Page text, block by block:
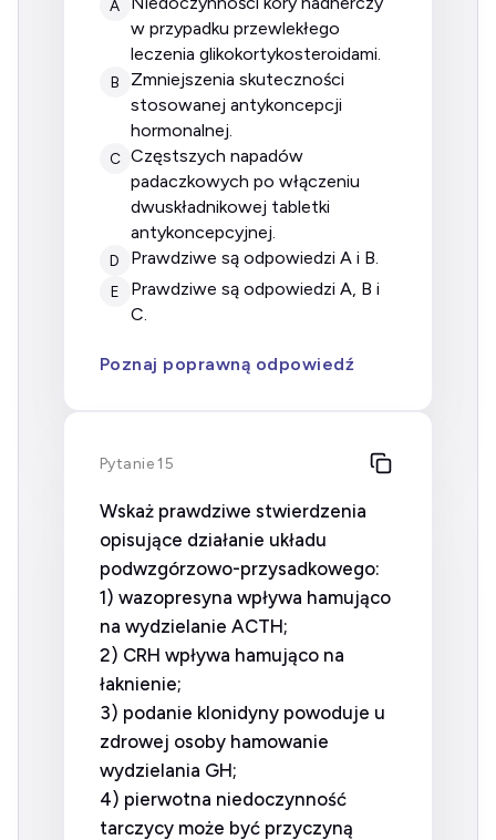
A
w przypadku przewlekłego
leczenia glikokortykosteroidami.
B
zmniejszenia skuteczności
stosowanej antykoncepcji
hormonalnej.
C częstszych napadów
padaczkowych po włączeniu
dwuskładnikowej tabletki
antykoncepcyjnej.
D prawdziwe są odpowiedzi A i B.
E
prawdziwe są odpowiedzi A, B i
C.
Poznaj poprawną odpowiedź
Pytanie 15
Wskaż prawdziwe stwierdzenia
opisujące działanie układu
podwzgórzowo-przysadkowego:
1) wazopresyna wpływa hamująco
na wydzielanie ACTH;
2) CRH wpływa hamująco na
łaknienie;
3) podanie klonidyny powoduje u
zdrowej osoby hamowanie
wydzielania GH;
4) pierwotna niedoczynność
tarczycy może być przyczyną